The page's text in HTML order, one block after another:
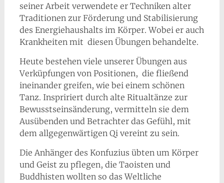
seiner Arbeit verwendete er Techniken alter
Traditionen zur Förderung und Stabilisierung
des Energiehaushalts im Körper. Wobei er auch
Krankheiten mit diesen Übungen behandelte.
Heute bestehen viele unserer Übungen aus
Verküpfungen von Positionen, die fließend
ineinander greifen, wie bei einem schönen
Tanz. Inspririert durch alte Ritualtänze zur
Bewusstseinsänderung, vermitteln sie dem
Ausübenden und Betrachter das Gefühl, mit
dem allgegenwärtigen Qi vereint zu sein.
Die Anhänger des Konfuzius übten um Körper
und Geist zu pflegen, die Taoisten und
Buddhisten wollten so das Weltliche